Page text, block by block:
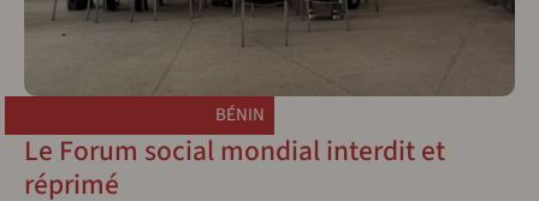
BÉNIN
Le Forum social mondial interdit et
réprimé